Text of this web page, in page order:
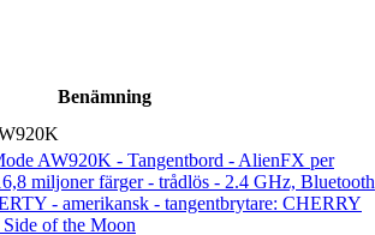
Benämning
AW920K - Tangentbord - AlienFX per
miljoner färger - trådlös - 2.4 GHz, Bluetooth
- amerikansk - tangentbrytare: CHERRY
of the Moon